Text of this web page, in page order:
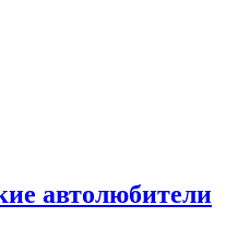
автолюбители